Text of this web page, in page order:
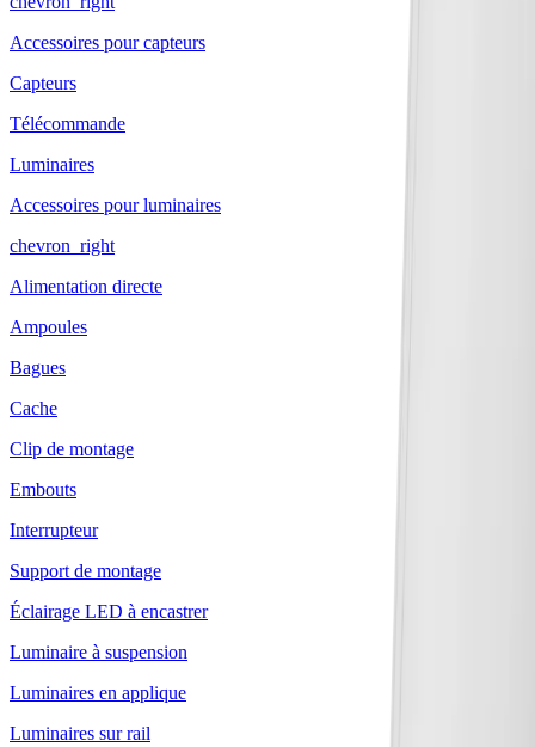
Accessoires pour capteurs
Capteurs
Télécommande
Luminaires
Accessoires pour luminaires
chevron_right
Alimentation directe
Ampoules
Bagues
Cache
Clip de montage
Embouts
Interrupteur
Support de montage
Éclairage LED à encastrer
Luminaire à suspension
Luminaires en applique
Luminaires sur rail